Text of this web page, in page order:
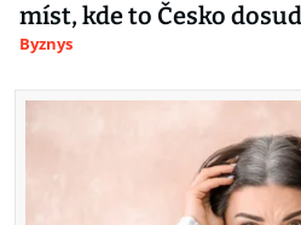
míst, kde to Česko
Byznys